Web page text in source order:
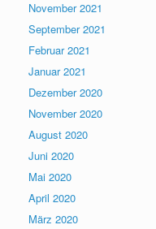
November 2021
September 2021
Februar 2021
Januar 2021
Dezember 2020
November 2020
August 2020
Juni 2020
Mai 2020
April 2020
März 2020